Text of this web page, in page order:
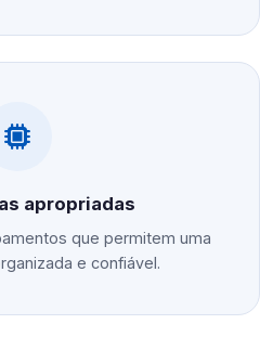
apropriadas
que permitem uma
e confiável.